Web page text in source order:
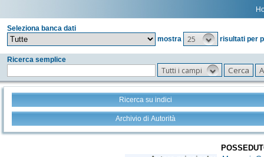
Seleziona banca dati
mostra
25 risultati per
Ricerca semplice
Tutti i campi
Ricerca su indici
Archivio di Autorità